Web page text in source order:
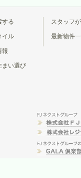
する
イル
報
まい選び
スタッフ
最新物件